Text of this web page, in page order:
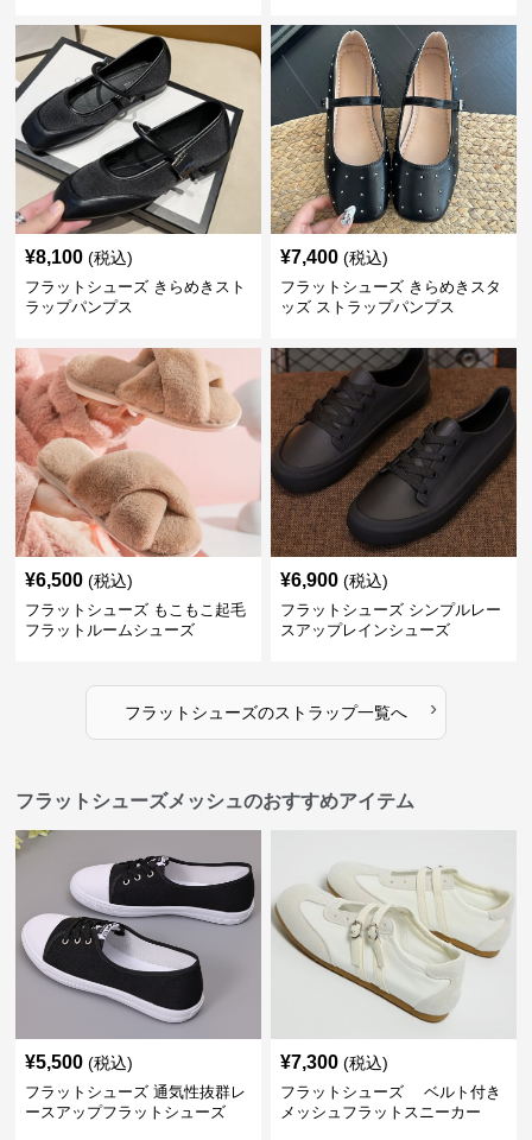
¥8,100 (税込)
フラットシューズ きらめきスト
ラップパンプス
¥7,400 (税込)
フラットシューズ きらめきスタ
ッズ ストラップパンプス
¥6,500 (税込)
フラットシューズ もこもこ起毛
フラットルームシューズ
¥6,900 (税込)
フラットシューズ シンプルレー
スアップレインシューズ
フラットシューズのストラップ一覧へ ›
フラットシューズメッシュのおすすめアイテム
¥5,500 (税込)
フラットシューズ 通気性抜群レ
ースアップフラットシューズ
¥7,300 (税込)
フラットシューズ ベルト付き
メッシュフラットスニーカー